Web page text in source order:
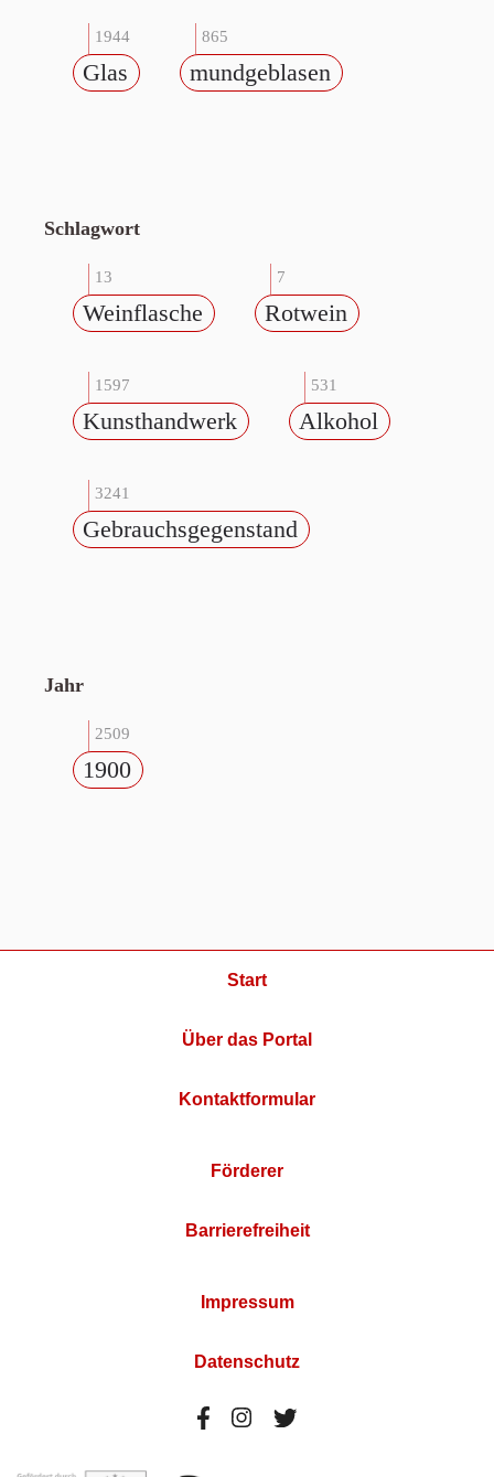
1944
Glas
865
mundgeblasen
Schlagwort
13
Weinflasche
7
Rotwein
1597
Kunsthandwerk
531
Alkohol
3241
Gebrauchsgegenstand
Jahr
2509
1900
Start
Über das Portal
Kontaktformular
Förderer
Barrierefreiheit
Impressum
Datenschutz